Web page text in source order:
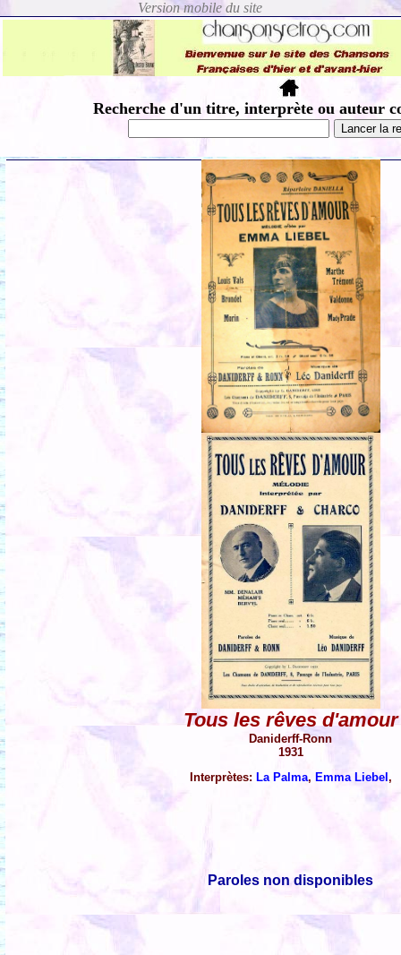
Recherche d'un titre, interprète ou auteur
Tous les rêves d'amour
Daniderff-Ronn
1931
Interprètes: La Palma, Emma Liebel ,
Paroles non disponibles